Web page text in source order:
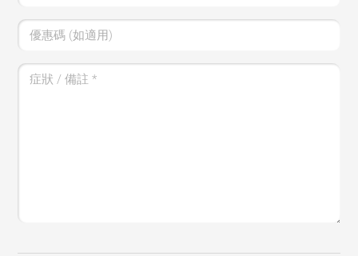
優惠碼 (如適用)
症狀 / 備註*